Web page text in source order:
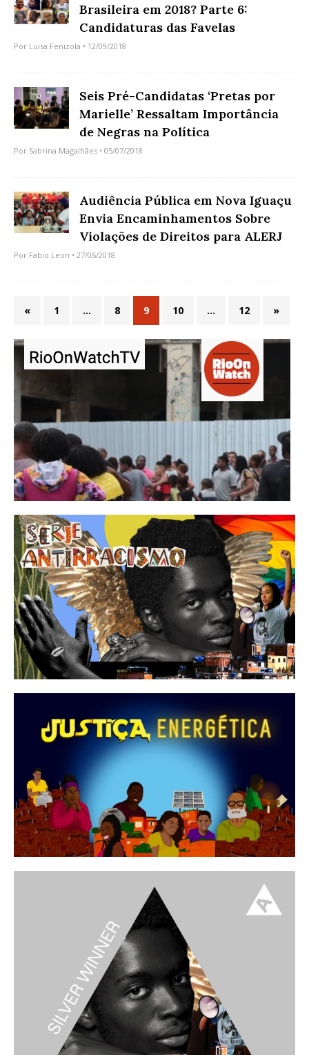
Brasileira em 2018? Parte 6:
Candidaturas das Favelas
Por Luisa Fenizola • 12/09/2018
Seis Pré-Candidatas ‘Pretas por
Marielle’ Ressaltam Importância
de Negras na Política
Por Sabrina Magalhães • 05/07/2018
Audiência Pública em Nova Iguaçu
Envia Encaminhamentos Sobre
Violações de Direitos para ALERJ
Por Fabio Leon • 27/06/2018
« 1 … 8 9 10 … 12 »